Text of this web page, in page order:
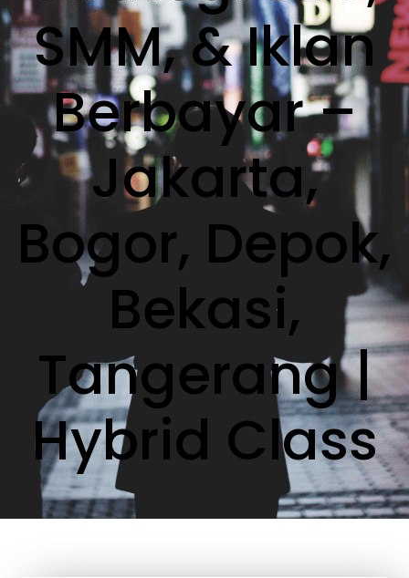
SMM, & Iklan
Berbayar –
Jakarta,
Bogor, Depok,
Bekasi,
Tangerang |
Hybrid Class